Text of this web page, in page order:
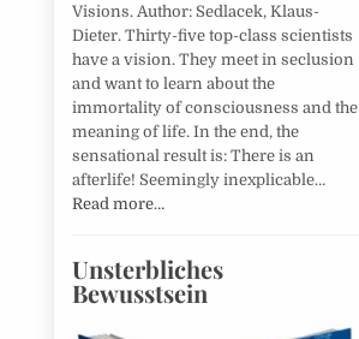
Visions. Author: Sedlacek, Klaus-
Dieter. Thirty-five top-class scientists
have a vision. They meet in seclusion
and want to learn about the
immortality of consciousness and the
meaning of life. In the end, the
sensational result is: There is an
afterlife! Seemingly inexplicable…
Read more…
Unsterbliches
Bewusstsein